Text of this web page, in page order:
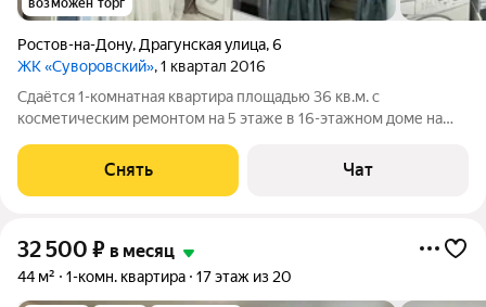
возможен торг
Ростов-на-Дону, Драгунская улица,6
ЖК «Суворовский», 1 квартал 2016
Сдаётся 1-комнатная квартира площадью 36 кв.м. с
косметическим ремонтом на 5 этаже в 16-этажном доме на
панельный, окна выходят во
Снять Чат
32 500 ₽ в месяц
44 м² 1-комн. квартира 17 этаж из 20